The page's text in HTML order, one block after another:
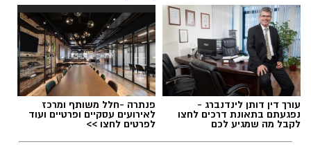
אלדה נתנאל / 17:07 05.08.26
עורך דין דותן לינדנברג -
נפגעתם בתאונת דרכים לחצו
לקבל מה שמגיע לכם
פנתרה -חלל משותף ומרכז
לאירועים עסקיים ופרטיים ועוד
לפרטים לחצו >>